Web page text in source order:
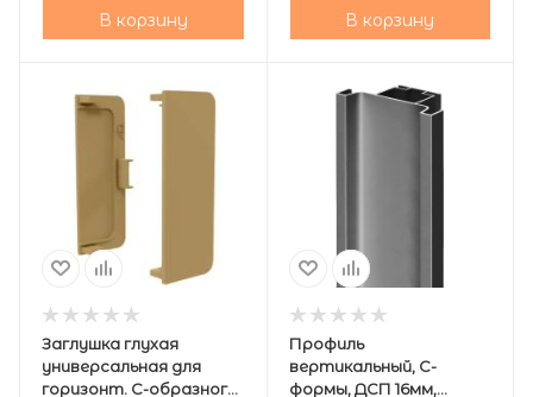
В корзину В корзину
Заглушка глухая
универсальная для
горизонт. C-образного
Профиль
вертикальный, C-
формы, ДСП 16мм,